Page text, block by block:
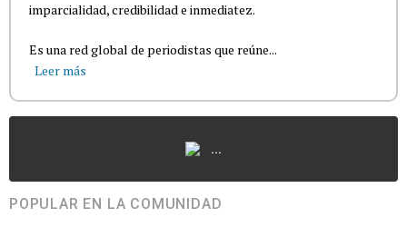
imparcialidad, credibilidad e inmediatez.
Es una red global de periodistas que reúne...
Leer más
...
POPULAR EN LA COMUNIDAD